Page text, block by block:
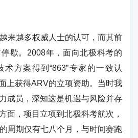
来越多权威人士的认可，而其前
歇。2008年，面向北极科考的
方案得到“863”专家的一致认
上获得ARV的立项资助。当时我
成员，深知这是机遇与风险并存
面，项目立项到北极科考航次，
周期仅有七八个月，与时间赛跑